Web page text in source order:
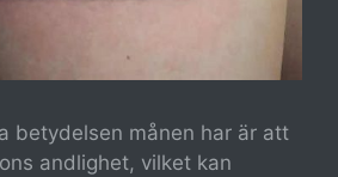
betydelsen månen har är att
andlighet, vilket kan